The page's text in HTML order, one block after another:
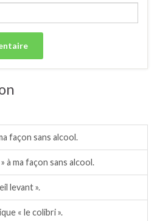
façon sans alcool.
à ma façon sans alcool.
levant ».
« le colibri ».